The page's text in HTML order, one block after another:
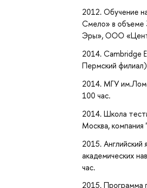
2012. Обучение
Смело» в объеме
Эры», ООО
2014. Cambridge
Пермский филиал)
2014. МГУ
100 час.
2014. Школа
Москва,
2015. Английский
академических
час.
2015. Программа